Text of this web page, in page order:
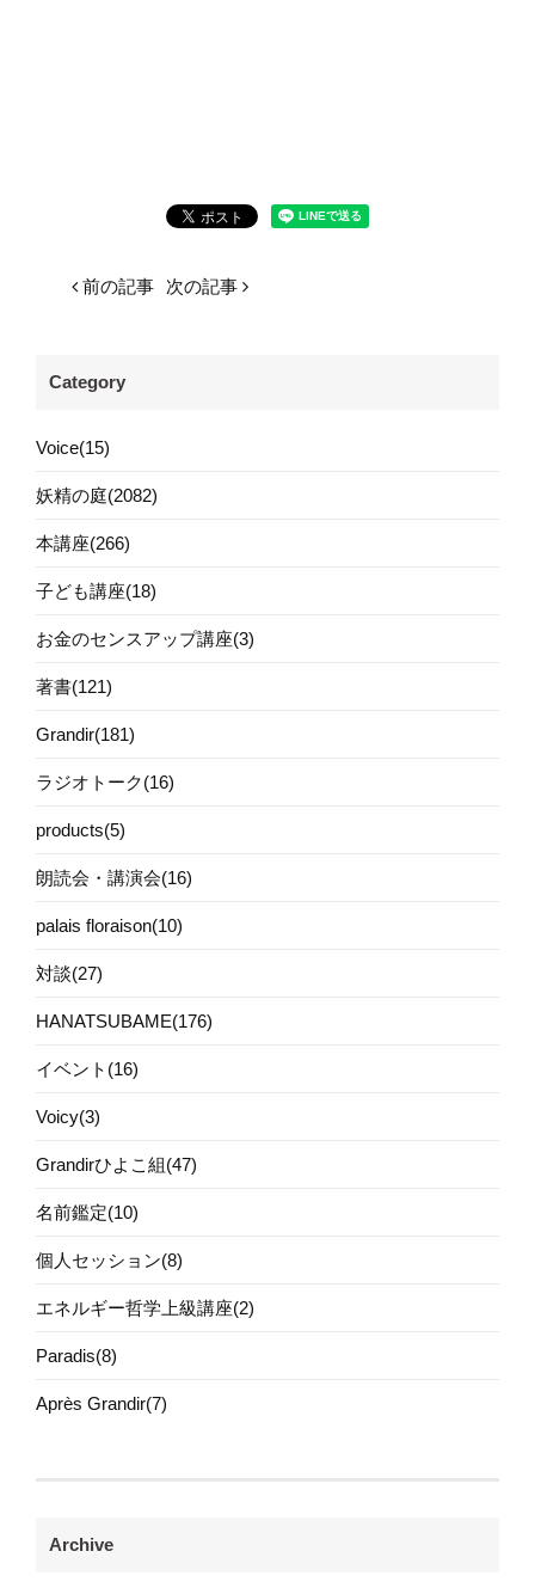
前の記事 次の記事
Category
Voice(15)
妖精の庭(2082)
本講座(266)
子ども講座(18)
お金のセンスアップ講座(3)
著書(121)
Grandir(181)
ラジオトーク(16)
products(5)
朗読会・講演会(16)
palais floraison(10)
対談(27)
HANATSUBAME(176)
イベント(16)
Voicy(3)
Grandirひよこ組(47)
名前鑑定(10)
個人セッション(8)
エネルギー哲学上級講座(2)
Paradis(8)
Après Grandir(7)
Archive